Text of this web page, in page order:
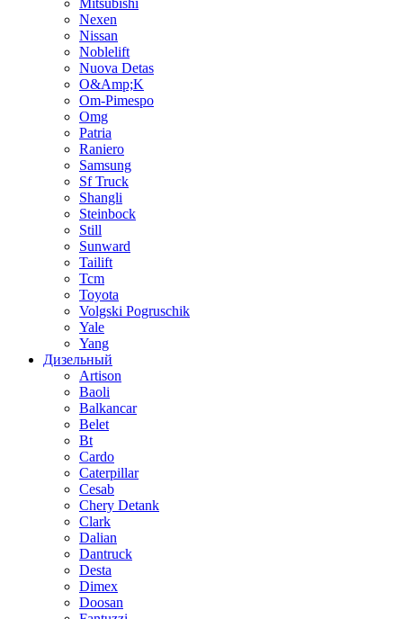
Nexen
Nissan
Noblelift
Nuova Detas
O&Amp;K
Om-Pimespo
Omg
Patria
Raniero
Samsung
Sf Truck
Shangli
Steinbock
Still
Sunward
Tailift
Tcm
Toyota
Volgski Pogruschik
Yale
Yang
Дизельный
Artison
Baoli
Balkancar
Belet
Bt
Cardo
Caterpillar
Cesab
Chery Detank
Clark
Dalian
Dantruck
Desta
Dimex
Doosan